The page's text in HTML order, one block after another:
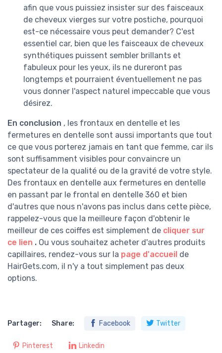
afin que vous puissiez insister sur des faisceaux
de cheveux vierges sur votre postiche, pourquoi
est-ce nécessaire vous peut demander? C'est
essentiel car, bien que les faisceaux de cheveux
synthétiques puissent sembler brillants et
fabuleux pour les yeux, ils ne dureront pas
longtemps et pourraient éventuellement ne pas
vous donner l'aspect naturel impeccable que vous
désirez.
En conclusion , les frontaux en dentelle et les
fermetures en dentelle sont aussi importants que tout
ce que vous porterez jamais en tant que femme, car ils
sont suffisamment visibles pour convaincre un
spectateur de la qualité ou de la gravité de votre style.
Des frontaux en dentelle aux fermetures en dentelle
en passant par le frontal en dentelle 360 et bien
d'autres que nous n'avons pas inclus dans cette pièce,
rappelez-vous que la meilleure façon d'obtenir le
meilleur de ces coiffes est simplement de cliquer sur
ce lien . Ou vous souhaitez acheter d'autres produits
capillaires, rendez-vous sur la page d'accueil de
HairGets.com, il n'y a tout simplement pas deux
options.
Partager: Share: Facebook Twitter
Pinterest Linkedin